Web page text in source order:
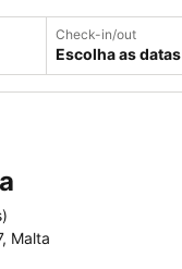
Check-in/out
Escolha as datas
)
Malta